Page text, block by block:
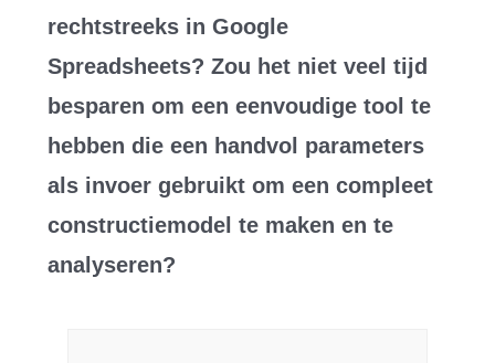
rechtstreeks in Google
Spreadsheets? Zou het niet veel tijd
besparen om een ​​eenvoudige tool te
hebben die een handvol parameters
als invoer gebruikt om een ​​compleet
constructiemodel te maken en te
analyseren?